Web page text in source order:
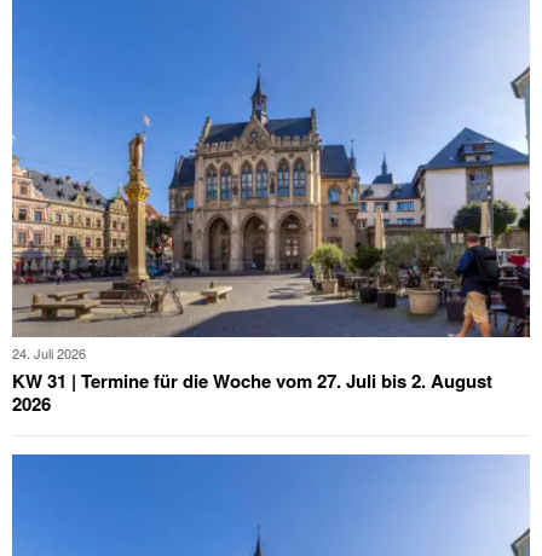
24. Juli 2026
KW 31 | Termine für die Woche vom 27. Juli bis 2. August
2026